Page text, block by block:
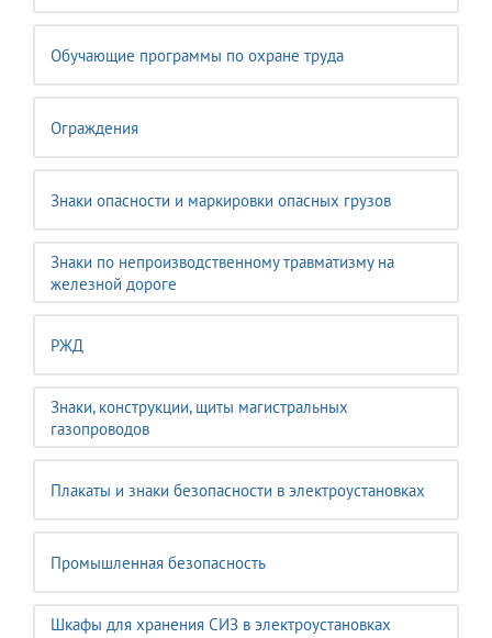
Обучающие программы по охране труда
Ограждения
Знаки опасности и маркировки опасных грузов
Знаки по непроизводственному травматизму на
железной дороге
РЖД
Знаки, конструкции, щиты магистральных
газопроводов
Плакаты и знаки безопасности в электроустановках
Промышленная безопасность
Шкафы для хранения СИЗ в электроустановках